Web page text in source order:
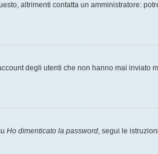
altrimenti contatta un amministratore:
degli utenti che non hanno mai inviato
Ho dimenticato la password, segui le